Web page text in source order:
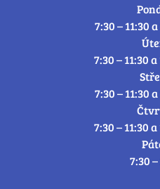
7:30 – 11:30
7:30 – 11:30
7:30 – 11:30
7:30 – 11:30
7:30